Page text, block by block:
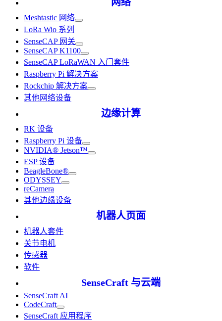
Meshtastic 网络
LoRa Wio 系列
SenseCAP 网关
SenseCAP K1100
SenseCAP LoRaWAN 入门套件
Raspberry Pi 解决方案
Rockchip 解决方案
其他网络设备
边缘计算
RK 设备
Raspberry Pi 设备
NVIDIA® Jetson™
ESP 设备
BeagleBone®
ODYSSEY
reCamera
其他边缘设备
机器人页面
机器人套件
关节电机
传感器
软件
SenseCraft 与云端
SenseCraft AI
CodeCraft
SenseCraft 应用程序